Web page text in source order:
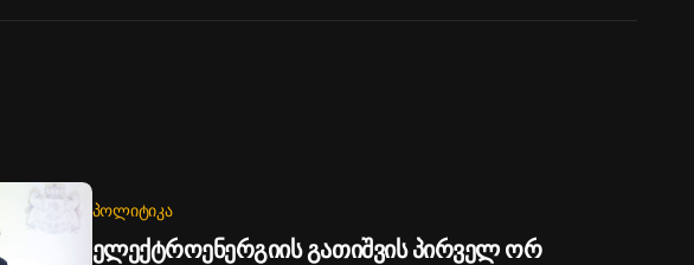
ᲞᲝᲚᲘᲢᲘᲙᲐ
ელექტროენერგიის გათიშვის პირველ ორ